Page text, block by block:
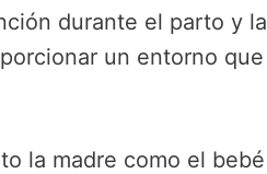
durante el parto y la
un entorno que
la madre como el bebé